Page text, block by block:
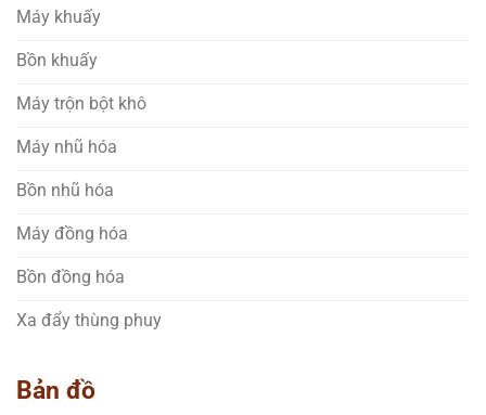
Máy khuấy
Bồn khuấy
Máy trộn bột khô
Máy nhũ hóa
Bồn nhũ hóa
Máy đồng hóa
Bồn đồng hóa
Xa đẩy thùng phuy
Bản đồ